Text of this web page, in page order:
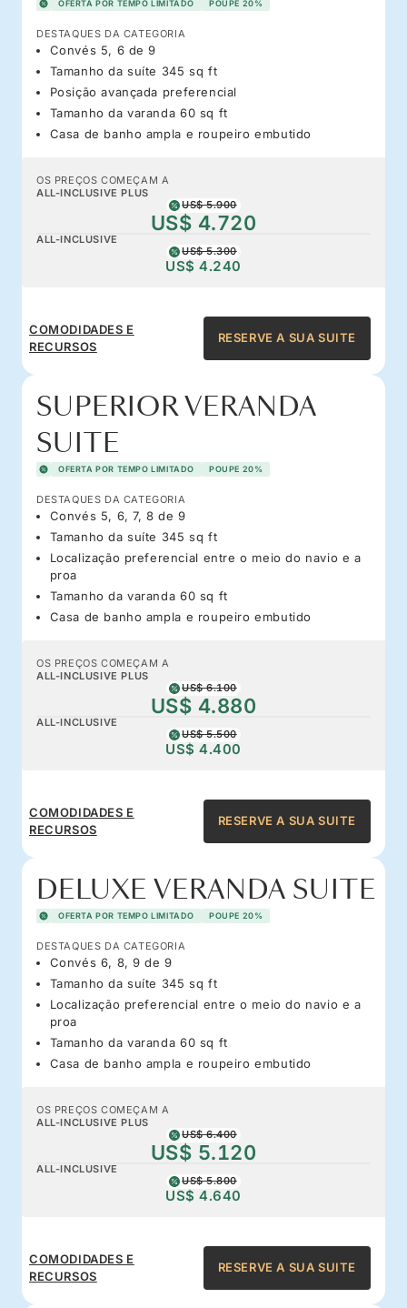
OFERTA POR TEMPO LIMITADO POUPE 20%
DESTAQUES DA CATEGORIA
Convés 5, 6 de 9
Tamanho da suíte 345 sq ft
Posição avançada preferencial
Tamanho da varanda 60 sq ft
Casa de banho ampla e roupeiro embutido
OS PREÇOS COMEÇAM A
ALL-INCLUSIVE PLUS
US$ 5.900
US$ 4.720
ALL-INCLUSIVE
US$ 5.300
US$ 4.240
COMODIDADES E
RECURSOS
RESERVE A SUA SUITE
SUPERIOR VERANDA
SUITE
OFERTA POR TEMPO LIMITADO POUPE 20%
DESTAQUES DA CATEGORIA
Convés 5, 6, 7, 8 de 9
Tamanho da suíte 345 sq ft
Localização preferencial entre o meio do navio e a
proa
Tamanho da varanda 60 sq ft
Casa de banho ampla e roupeiro embutido
OS PREÇOS COMEÇAM A
ALL-INCLUSIVE PLUS
US$ 6.100
US$ 4.880
ALL-INCLUSIVE
US$ 5.500
US$ 4.400
COMODIDADES E
RECURSOS
RESERVE A SUA SUITE
DELUXE VERANDA SUITE
OFERTA POR TEMPO LIMITADO POUPE 20%
DESTAQUES DA CATEGORIA
Convés 6, 8, 9 de 9
Tamanho da suíte 345 sq ft
Localização preferencial entre o meio do navio e a
proa
Tamanho da varanda 60 sq ft
Casa de banho ampla e roupeiro embutido
OS PREÇOS COMEÇAM A
ALL-INCLUSIVE PLUS
US$ 6.400
US$ 5.120
ALL-INCLUSIVE
US$ 5.800
US$ 4.640
COMODIDADES E
RECURSOS
RESERVE A SUA SUITE